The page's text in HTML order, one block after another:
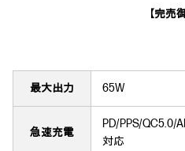
【完売
最大出力 65W
急速充電
PD/PPS/QC5.0/
対応